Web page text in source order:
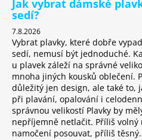
Jak vybrat dámské
sedí?
7.8.2026
Vybrat plavky, které dobře
sedí, nemusí být jednoduché.
u plavek záleží na správné
mnoha jiných kousků oblečení.
důležitý jen design, ale také to,
při plavání, opalování i
správnou velikostí Plavky by
nepříjemně netlačit. Příliš volný
namočení posouvat, příliš